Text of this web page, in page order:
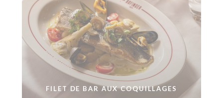
FILET DE BAR AUX COQUILLAGES